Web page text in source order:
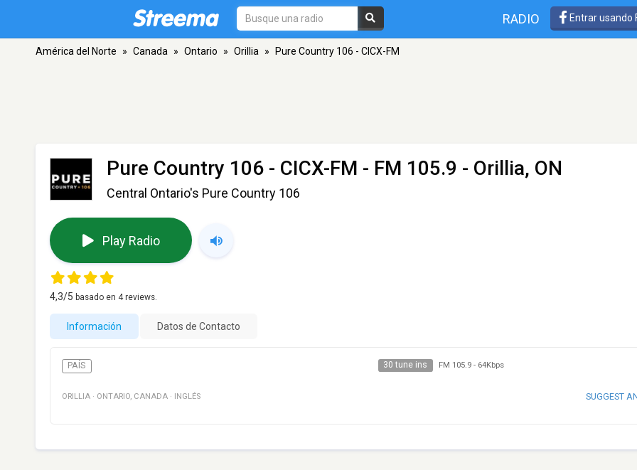
RADIO Entrar usando
América del Norte » Canada » Ontario » Orillia » Pure Country 106 - CICX-FM
Pure Country 106 - CICX-FM - FM 105.9 - Orillia, ON
Central Ontario's Pure Country 106
Play Radio
4,3/5 basado en 4reviews.
Información Datos de Contacto
PAÍS 30 tune ins FM 105.9- 64Kbps
ORILLIA · ONTARIO, CANADA · INGLÉS SUGGEST